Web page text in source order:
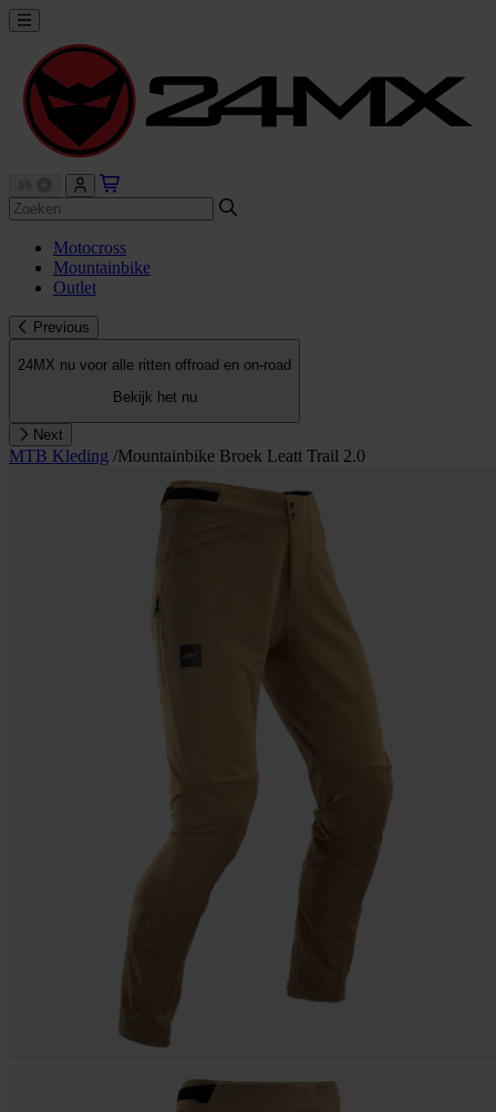
Motocross
Mountainbike
Outlet
Previous
24MX nu voor alle ritten offroad en on-road
Bekijk het nu
Next
MTB Kleding /Mountainbike Broek Leatt Trail 2.0